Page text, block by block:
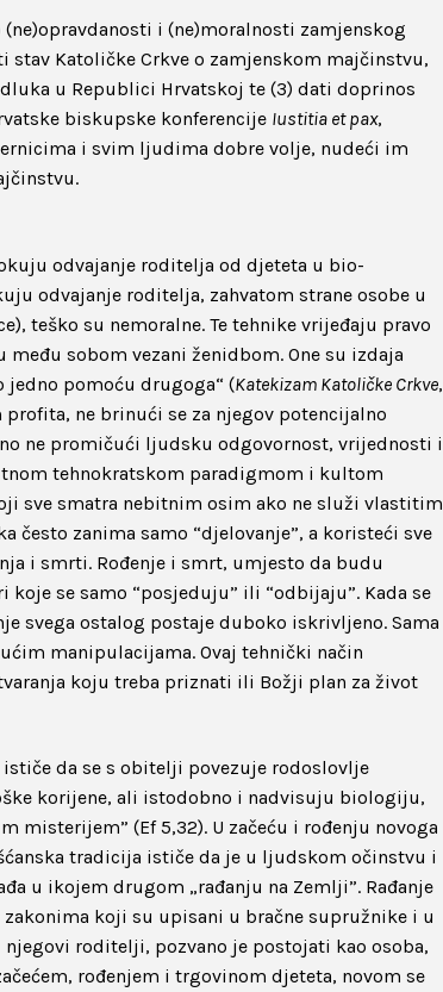
i (ne)moralnosti zamjenskog
stav Katoličke Crkve o zamjenskom majčinstvu,
u Republici Hrvatskoj te (3) dati doprinos
biskupske konferencije Iustitia et pax,
i svim ljudima dobre volje, nudeći im
odvajanje roditelja od djeteta u bio-
odvajanje roditelja, zahvatom strane osobe u
teško su nemoralne. Te tehnike vrijeđaju pravo
sobom vezani ženidbom. One su izdaja
pomoću drugoga“ (Katekizam Katoličke Crkve,
ne brinući se za njegov potencijalno
ne promičući ljudsku odgovornost, vrijednosti i
tehnokratskom paradigmom i kultom
sve smatra nebitnim osim ako ne služi vlastitim
često zanima samo “djelovanje”, a koristeći sve
i smrti. Rođenje i smrt, umjesto da budu
se samo “posjeduju” ili “odbijaju”. Kada se
svega ostalog postaje duboko iskrivljeno. Sama
manipulacijama. Ovaj tehnički način
koju treba priznati ili Božji plan za život
da se s obitelji povezuje rodoslovlje
korijene, ali istodobno i nadvisuju biologiju,
misterijem” (Ef 5,32). U začeću i rođenju novoga
tradicija ističe da je u ljudskom očinstvu i
u ikojem drugom „rađanju na Zemlji”. Rađanje
koji su upisani u bračne supružnike i u
roditelji, pozvano je postojati kao osoba,
rođenjem i trgovinom djeteta, novom se